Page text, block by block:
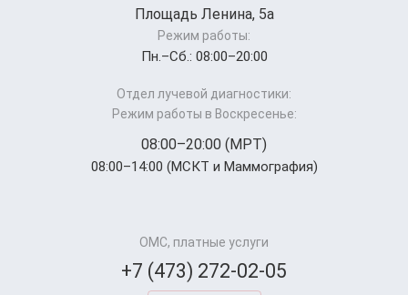
Площадь Ленина, 5а
Режим работы:
Пн.–Cб.: 08:00–20:00
Отдел лучевой диагностики:
Режим работы в Воскресенье:
08:00–20:00 (МРТ)
08:00–14:00 (МСКТ и Маммография)
ОМС, платные услуги
+7 (473) 272-02-05